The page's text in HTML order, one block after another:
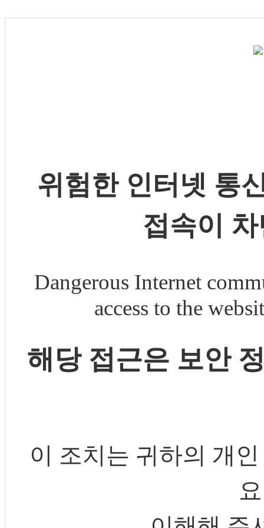
위험한 인터넷 통
접속이
Dangerous Internet
access to the
해당 접근은 보안
이 조치는 귀하의 개